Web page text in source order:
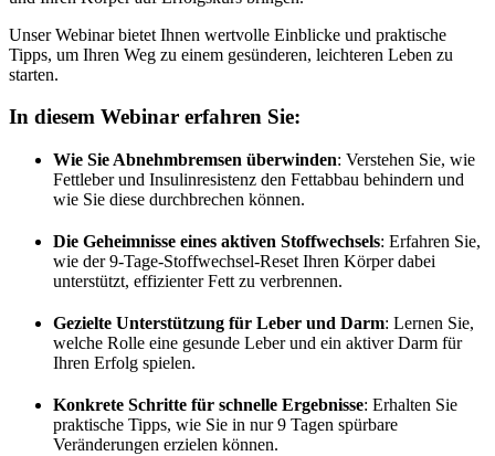
Unser Webinar bietet Ihnen wertvolle Einblicke und praktische
Tipps, um Ihren Weg zu einem gesünderen, leichteren Leben zu
starten.
In diesem Webinar erfahren Sie:
Wie Sie Abnehmbremsen überwinden: Verstehen Sie, wie
Fettleber und Insulinresistenz den Fettabbau behindern und
wie Sie diese durchbrechen können.
Die Geheimnisse eines aktiven Stoffwechsels: Erfahren Sie,
wie der 9-Tage-Stoffwechsel-Reset Ihren Körper dabei
unterstützt, effizienter Fett zu verbrennen.
Gezielte Unterstützung für Leber und Darm: Lernen Sie,
welche Rolle eine gesunde Leber und ein aktiver Darm für
Ihren Erfolg spielen.
Konkrete Schritte für schnelle Ergebnisse: Erhalten Sie
praktische Tipps, wie Sie in nur 9 Tagen spürbare
Veränderungen erzielen können.